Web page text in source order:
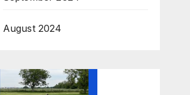
August 2024